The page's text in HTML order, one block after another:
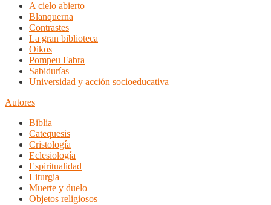
A cielo abierto
Blanquerna
Contrastes
La gran biblioteca
Oikos
Pompeu Fabra
Sabidurías
Universidad y acción socioeducativa
Autores
Biblia
Catequesis
Cristología
Eclesiología
Espiritualidad
Liturgia
Muerte y duelo
Objetos religiosos